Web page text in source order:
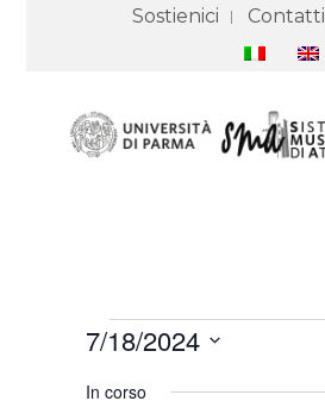
Sostienici Contatti
Eventi
for
2024
7/18/2024
In corso